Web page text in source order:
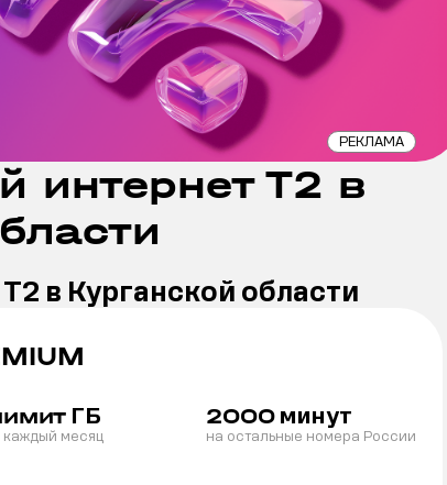
РЕКЛАМА
интернет Т2 в
в Курганской области
ГБ
каждый месяц
2000 минут
на остальные номера России